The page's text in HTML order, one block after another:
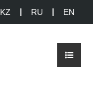
KZ RU EN